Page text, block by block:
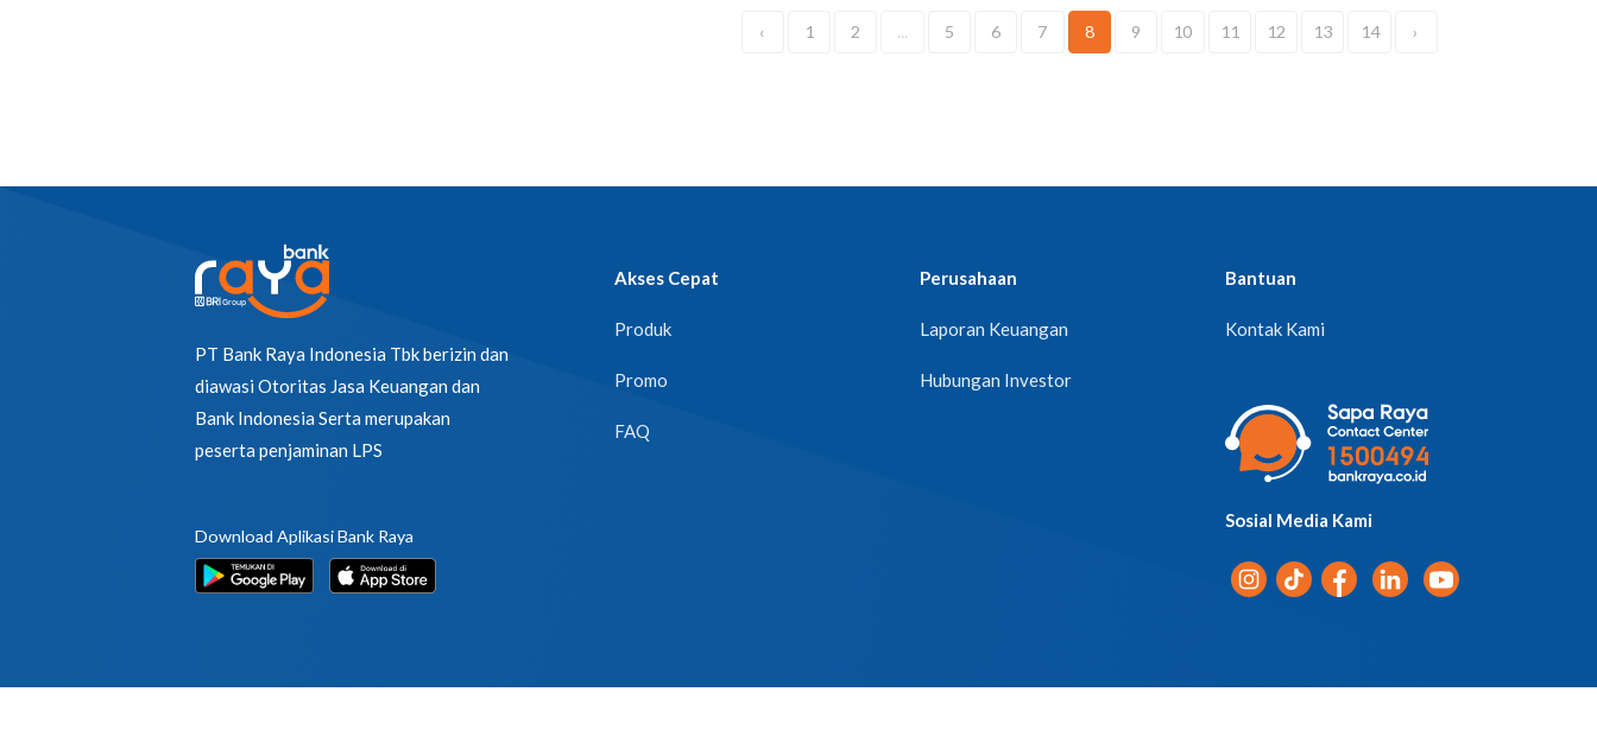
‹ 1 2 ... 5 6 7 8 9 10 11 12 13 14 ›
PT Bank Raya Indonesia Tbk berizin dan
diawasi Otoritas Jasa Keuangan dan
Bank Indonesia Serta merupakan
peserta penjaminan LPS
Download Aplikasi Bank Raya
Akses Cepat
Produk
Promo
FAQ
Perusahaan
Laporan Keuangan
Hubungan Investor
Bantuan
Kontak Kami
Sosial Media Kami